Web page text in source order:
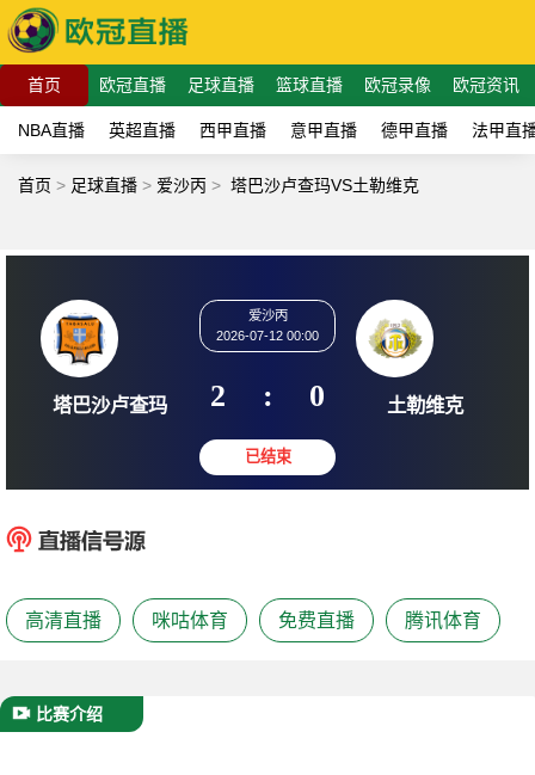
首页 欧冠直播 足球直播 篮球直播 欧冠录像 欧冠资讯
NBA直播 英超直播 西甲直播 意甲直播 德甲直播 法甲直
首页 > 足球直播 > 爱沙丙 > 塔巴沙卢查玛VS土勒维克
塔巴沙卢查玛
爱沙丙
2026-07-12 00:00
2 : 0 土勒
高清直播 咪咕体育 免费直播 腾讯体育
比赛介绍